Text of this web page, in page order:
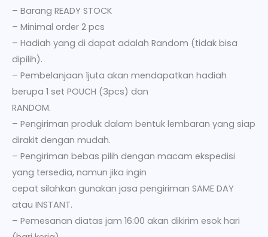
– Barang READY STOCK
– Minimal order 2 pcs
– Hadiah yang di dapat adalah Random (tidak bisa
dipilih).
– Pembelanjaan 1juta akan mendapatkan hadiah
berupa 1 set POUCH (3pcs) dan
RANDOM.
– Pengiriman produk dalam bentuk lembaran yang siap
dirakit dengan mudah.
– Pengiriman bebas pilih dengan macam ekspedisi
yang tersedia, namun jika ingin
cepat silahkan gunakan jasa pengiriman SAME DAY
atau INSTANT.
– Pemesanan diatas jam 16:00 akan dikirim esok hari